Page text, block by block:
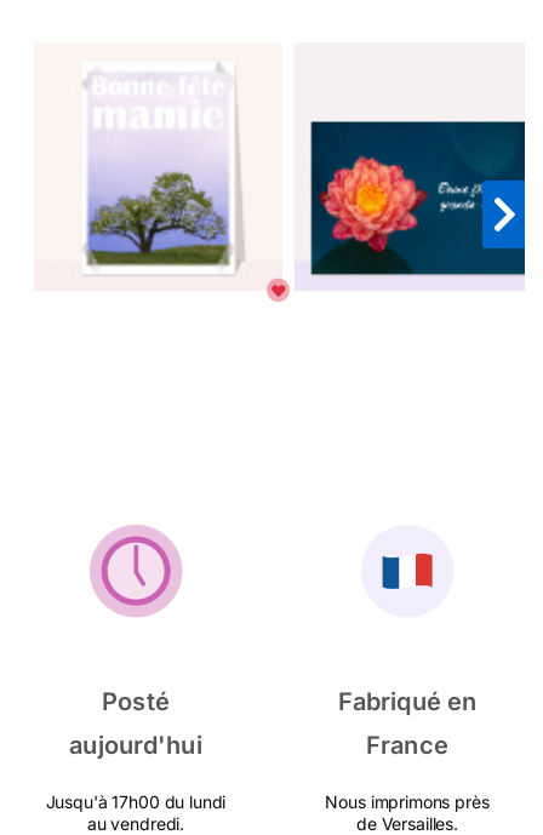
Posté
aujourd'hui
Jusqu'à 17h00 du lundi
au vendredi.
Fabriqué en
France
Nous imprimons près
de Versailles.